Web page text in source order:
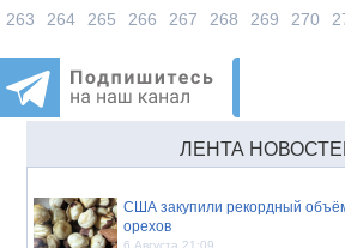
263
264 265 266 267 268 269 270
ЛЕНТА
США закупили рекордный
орехов
6 Августа 21:09